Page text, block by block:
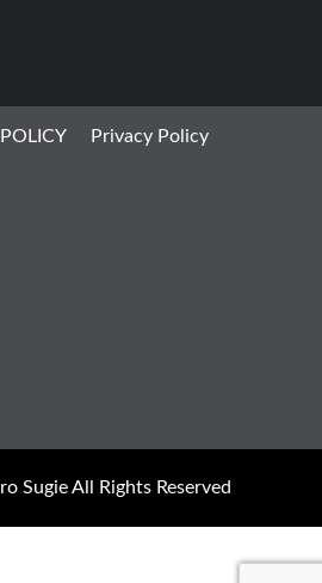
Privacy Policy
Sugie All Rights Reserved